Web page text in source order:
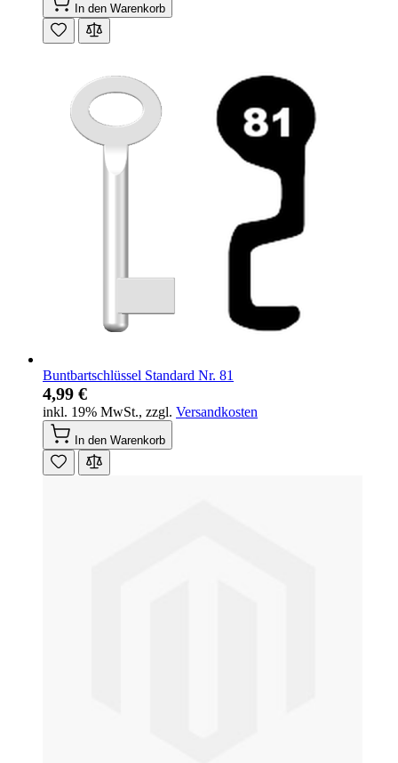
In den Warenkorb
Buntbartschlüssel Standard Nr. 81
4,99 €
inkl. 19% MwSt., zzgl. Versandkosten
In den Warenkorb